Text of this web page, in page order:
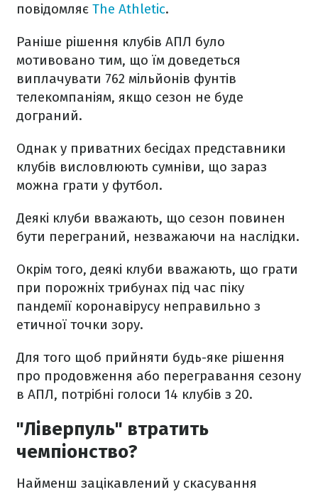
повідомляє The Athletic.
Раніше рішення клубів АПЛ було
мотивовано тим, що їм доведеться
виплачувати 762 мільйонів фунтів
телекомпаніям, якщо сезон не буде
дограний.
Однак у приватних бесідах представники
клубів висловлюють сумніви, що зараз
можна грати у футбол.
Деякі клуби вважають, що сезон повинен
бути переграний, незважаючи на наслідки.
Окрім того, деякі клуби вважають, що грати
при порожніх трибунах під час піку
пандемії коронавірусу неправильно з
етичної точки зору.
Для того щоб прийняти будь-яке рішення
про продовження або перегравання сезону
в АПЛ, потрібні голоси 14 клубів з 20.
"Ліверпуль" втратить
чемпіонство?
Найменш зацікавлений у скасування